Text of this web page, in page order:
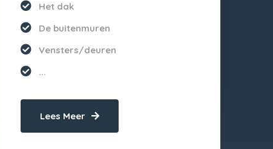
Het dak
De buitenmuren
Vensters/deuren
...
Lees Meer